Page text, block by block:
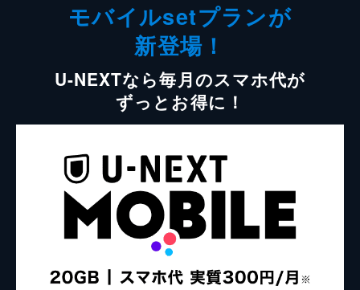
モバイルsetプランが
新登場！
U-NEXTなら毎月のスマホ代が
ずっとお得に！